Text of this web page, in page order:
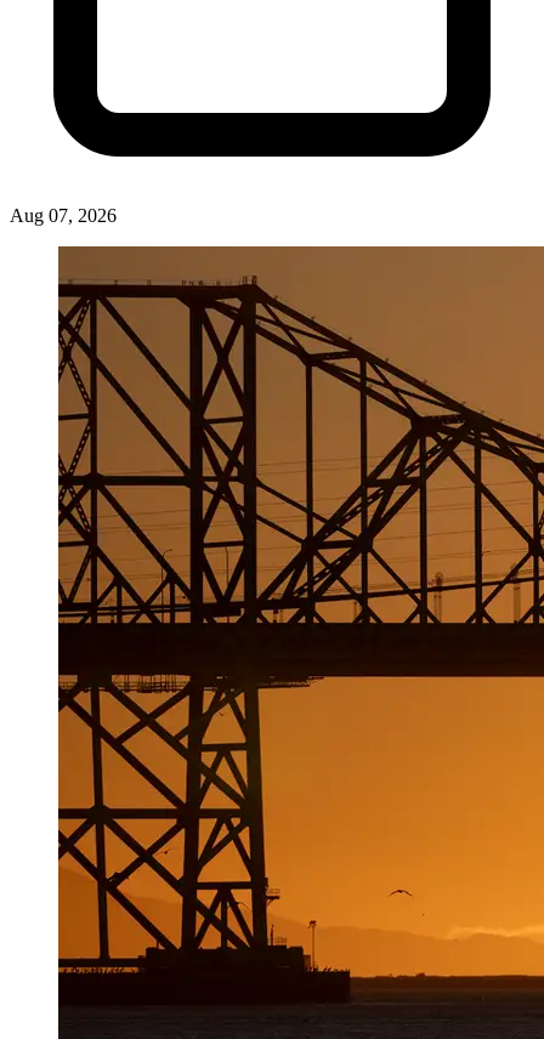
Aug 07, 2026